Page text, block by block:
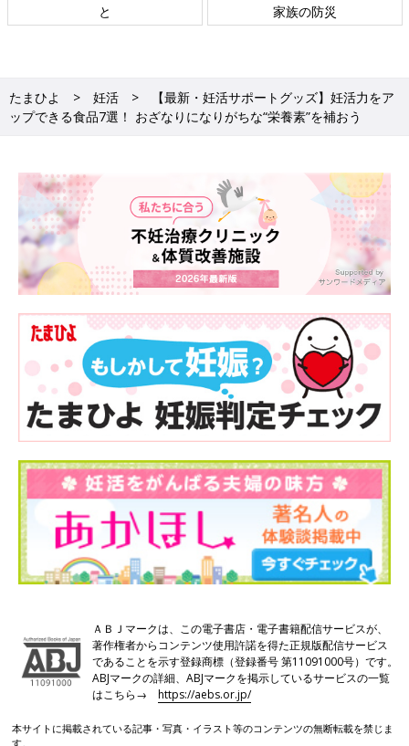
たまひよ 妊活
【最新・妊活サポートグッズ】妊活力をア
ップできる食品7選！ おざなりになりがちな“栄養素”を補おう
ＡＢＪマークは、この電子書店・電子書籍配信サービスが、
著作権者からコンテンツ使用許諾を得た正規版配信サービス
であることを示す登録商標（登録番号 第11091000号）です。
ABJマークの詳細、ABJマークを掲示しているサービスの一覧
はこちら→https://aebs.or.jp/
本サイトに掲載されている記事・写真・イラスト等のコンテンツの無断転載を禁じま
す。